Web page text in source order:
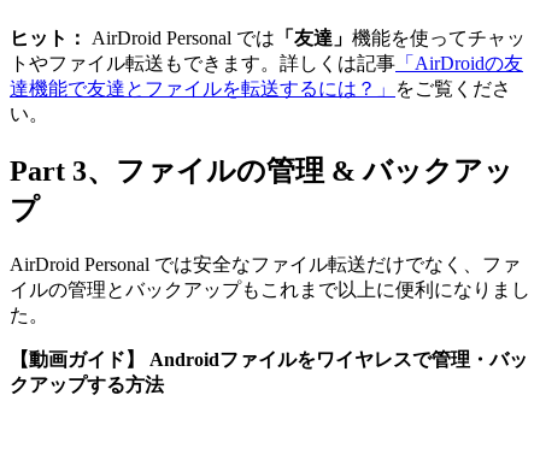
ヒット： AirDroid Personal では 「友達」 機能を使ってチャッ
トやファイル転送もできます。詳しくは記事 「AirDroidの友
達機能で友達とファイルを転送するには？」
をご覧くださ
い。
Part 3、ファイルの管理 & バックアッ
プ
AirDroid Personal では安全なファイル転送だけでなく、ファ
イルの管理とバックアップもこれまで以上に便利になりまし
た。
【動画ガイド】 Androidファイルをワイヤレスで管理・バッ
クアップする方法